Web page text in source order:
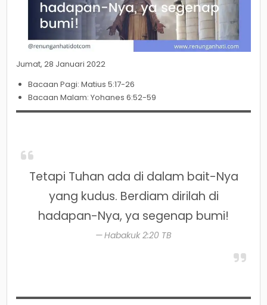
Jumat, 28 Januari 2022
Bacaan Pagi: Matius 5:17-26
Bacaan Malam: Yohanes 6:52-59
Tetapi Tuhan ada di dalam bait-Nya
yang kudus. Berdiam dirilah di
hadapan-Nya, ya segenap bumi!
Habakuk 2:20 TB